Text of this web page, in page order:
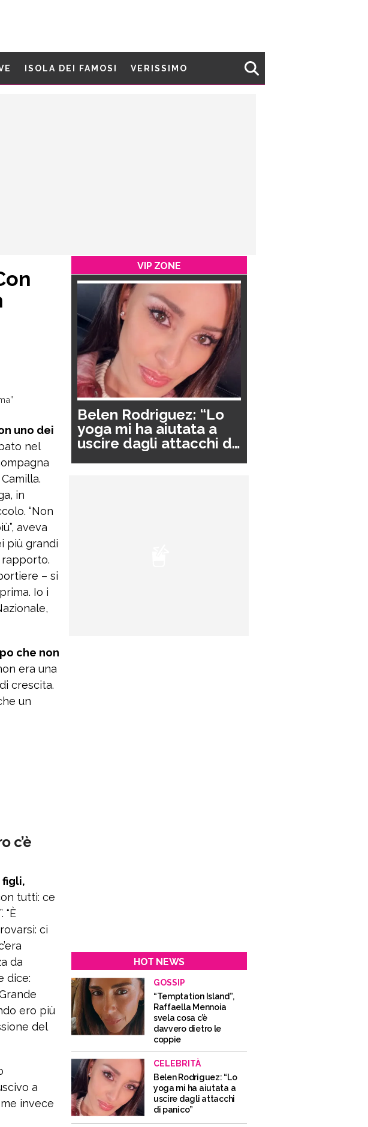
ISOLA DEI FAMOSI VERISSIMO
uno dei
nel
in
“Non
aveva
più grandi
– si
Io i
che non
era una
crescita.
un
c’è
figli,
tutti: ce
“È
ci
da
dice:
ero più
del
a
invece
VIP ZONE
Belen Rodriguez: “Lo
yoga mi ha aiutata a
uscire dagli attacchi di
HOT NEWS
GOSSIP
“Temptation Island”,
Raffaella Mennoia
svela cosa c’è
davvero dietro le
coppie
CELEBRITÀ
Belen Rodriguez: “Lo
yoga mi ha aiutata a
uscire dagli attacchi
di panico”